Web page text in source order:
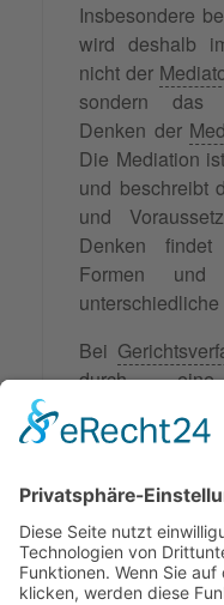
Insbesondere
wird deshalb
nicht der
sondern das
Denken der
Die Mediation
und beschreibt
und
Denken
Formen
Bei
durch
erfasst. Die
Denkinhalte
Kognition